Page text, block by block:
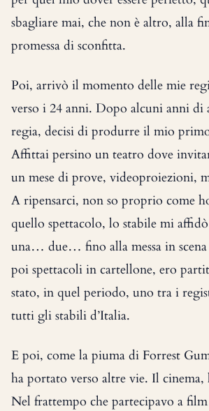
sbagliare mai, che non è altro, alla
promessa di sconfitta.
Poi, arrivò il momento delle mie
verso i 24 anni. Dopo alcuni anni di
regia, decisi di produrre il mio
Affittai persino un teatro dove
un mese di prove, videoproiezioni,
A ripensarci, non so proprio come
quello spettacolo, lo stabile mi
una… due… fino alla messa in
poi spettacoli in cartellone, ero
stato, in quel periodo, uno tra i
tutti gli stabili d’Italia.
E poi, come la piuma di Forrest
ha portato verso altre vie. Il cinema,
Nel frattempo che partecipavo a film